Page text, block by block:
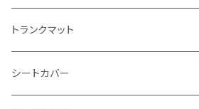
カワサキ
BMW
日産
ホンダ
トヨタ
日産
トランクマット
シートカバー